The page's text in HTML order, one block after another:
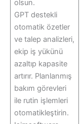
olsun.
GPT destekli
otomatik özetler
ve talep analizleri,
ekip iş yükünü
azaltıp kapasite
artırır. Planlanmış
bakım görevleri
ile rutin işlemleri
otomatikleştirin.